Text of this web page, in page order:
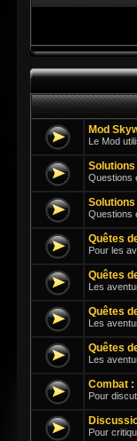
Mod
Le Mod
Questions
Questions
Quêtes
Pour les
Quêtes
Les
Quêtes
Les
Quêtes
Les
Combat :
Pour
Pour